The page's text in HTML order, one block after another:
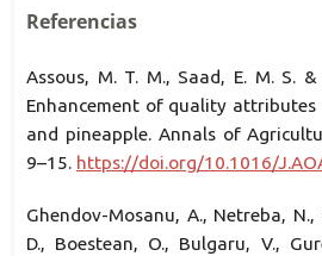
Referencias
Assous, M. T. M., Saad, E. M. S.
Enhancement of quality attributes
and pineapple. Annals of
9–15. https://doi.org/10.1016/
Ghendov-Mosanu, A., Netreba,
D., Boestean, O., Bulgaru, V.,